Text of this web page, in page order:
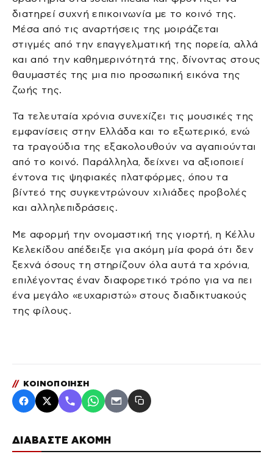
ΔΙΑΒΑΣΤΕ ΑΚΟΜΗ
διατηρεί συχνή επικοινωνία με το κοινό της.
Μέσα από τις αναρτήσεις της μοιράζεται
στιγμές από την επαγγελματική της πορεία, αλλά
και από την καθημερινότητά της, δίνοντας στους
θαυμαστές της μια πιο προσωπική εικόνα της
ζωής της.
Τα τελευταία χρόνια συνεχίζει τις μουσικές της
εμφανίσεις στην Ελλάδα και το εξωτερικό, ενώ
τα τραγούδια της εξακολουθούν να αγαπιούνται
από το κοινό. Παράλληλα, δείχνει να αξιοποιεί
έντονα τις ψηφιακές πλατφόρμες, όπου τα
βίντεό της συγκεντρώνουν χιλιάδες προβολές
και αλληλεπιδράσεις.
Με αφορμή την ονομαστική της γιορτή, η Κέλλυ
Κελεκίδου απέδειξε για ακόμη μία φορά ότι δεν
ξεχνά όσους τη στηρίζουν όλα αυτά τα χρόνια,
επιλέγοντας έναν διαφορετικό τρόπο για να πει
ένα μεγάλο «ευχαριστώ» στους διαδικτυακούς
της φίλους.
// ΚΟΙΝΟΠΟΙΗΣΗ